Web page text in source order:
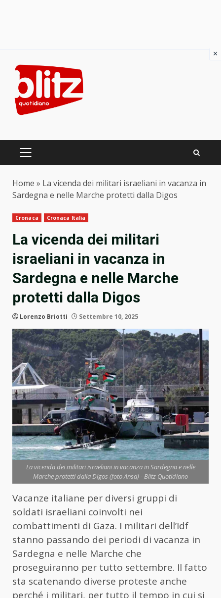
content
PRIMARY
Home » La vicenda dei militari israeliani in vacanza in
Sardegna e nelle Marche protetti dalla Digos
Cronaca Cronaca Italia
La vicenda dei militari
israeliani in vacanza in
Sardegna e nelle Marche
protetti dalla Digos
Lorenzo Briotti Settembre 10, 2025
La vicenda dei militari israeliani in vacanza in Sardegna e nelle
Marche protetti dalla Digos (foto Ansa) - Blitz Quotidiano
Vacanze italiane per diversi gruppi di
soldati israeliani coinvolti nei
combattimenti di Gaza. I militari dell’Idf
stanno passando dei periodi di vacanza in
Sardegna e nelle Marche che
proseguiranno per tutto settembre. Il fatto
sta scatenando diverse proteste anche
perché i militari, per tutto il tempo in cui si
×